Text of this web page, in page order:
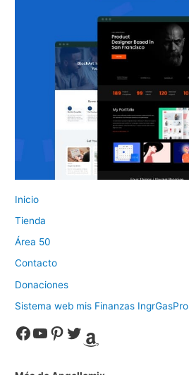
Inicio
Tienda
Área 50
Contacto
Donaciones
Sistema web mis Finanzas IngrGasPro
Facebook YouTube Pinterest Twitter Amazon